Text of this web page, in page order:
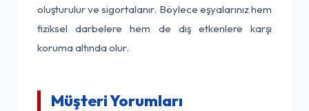
oluşturulur ve sigortalanır. Böylece eşyalarınız hem
fiziksel darbelere hem de dış etkenlere karşı
koruma altında olur.
Müşteri Yorumları